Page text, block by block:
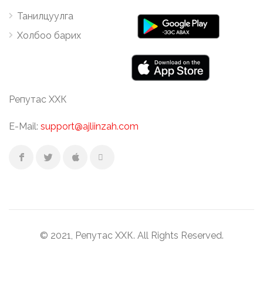
Танилцуулга
Холбоо барих
Репутас ХХК
E-Mail: support@ajliinzah.com
© 2021, Репутас ХХК. All Rights Reserved.